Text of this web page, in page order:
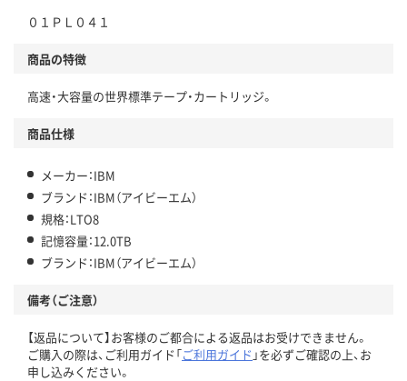
０１ＰＬ０４１
商品の特徴
高速・大容量の世界標準テープ・カートリッジ。
商品仕様
メーカー：IBM
ブランド：IBM（アイビーエム）
規格：LTO8
記憶容量：12.0TB
ブランド：IBM（アイビーエム）
備考（ご注意）
【返品について】お客様のご都合による返品はお受けできません。
ご購入の際は、ご利用ガイド「ご利用ガイド 」を必ずご確認の上、お
申し込みください。